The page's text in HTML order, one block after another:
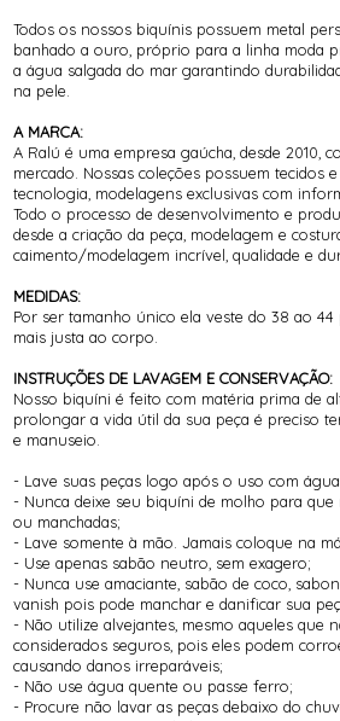
Todos os nossos biquínis possuem metal
banhado a ouro, próprio para a linha moda
a água salgada do mar garantindo
na pele.
A MARCA:
A Ralú é uma empresa gaúcha, desde 2010,
mercado. Nossas coleções possuem tecidos
tecnologia, modelagens exclusivas com
Todo o processo de desenvolvimento e
desde a criação da peça, modelagem e
caimento/modelagem incrível, qualidade e
MEDIDAS:
Por ser tamanho único ela veste do 38 ao
mais justa ao corpo.
INSTRUÇÕES DE LAVAGEM E CONSERVAÇÃO:
Nosso biquíni é feito com matéria prima de
prolongar a vida útil da sua peça é preciso
e manuseio.
- Lave suas peças logo após o uso com
- Nunca deixe seu biquíni de molho para
ou manchadas;
- Lave somente à mão. Jamais coloque na
- Use apenas sabão neutro, sem exagero;
- Nunca use amaciante, sabão de coco,
vanish pois pode manchar e danificar sua
- Não utilize alvejantes, mesmo aqueles que
considerados seguros, pois eles podem
causando danos irreparáveis;
- Não use água quente ou passe ferro;
- Procure não lavar as peças debaixo do